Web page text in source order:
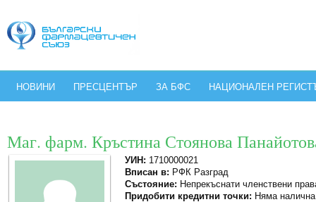
НОВИНИ ПРЕСЦЕНТЪР ЗА БФС НАЦИОНАЛЕН
Маг. фарм. Кръстина Стоянова
УИН: 1710000021
Вписан в: РФК Разград
Състояние: Непрекъснати членствени
Придобити кредитни точки: Няма